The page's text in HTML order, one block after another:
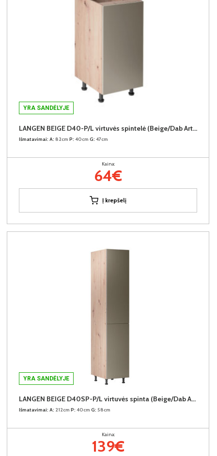
YRA SANDĖLYJE
LANGEN BEIGE D40-P/L virtuvės spintelė (Beige/Dab Artisan)
Išmatavimai: A: 82cm P: 40cm G: 47cm
Kaina:
64€
Į krepšelį
YRA SANDĖLYJE
LANGEN BEIGE D40SP-P/L virtuvės spinta (Beige/Dab Artisan)
Išmatavimai: A: 212cm P: 40cm G: 58cm
Kaina:
139€